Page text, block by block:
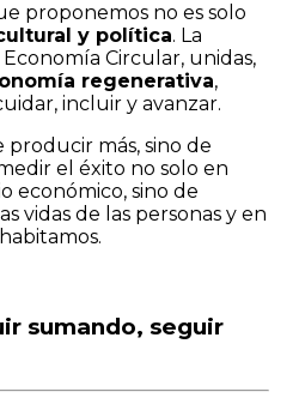
proponemos no es solo
y política. La
Circular, unidas,
regenerativa,
incluir y avanzar.
producir más, sino de
el éxito no solo en
económico, sino de
vidas de las personas y en
sumando, seguir